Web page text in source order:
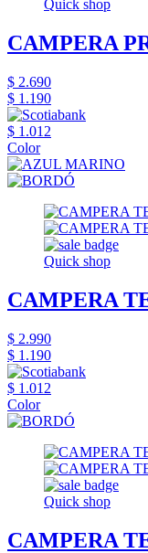
Quick shop
CAMPERA
$ 2.690
$ 1.190
$ 1.012
Color
Quick shop
CAMPERA
$ 2.990
$ 1.190
$ 1.012
Color
Quick shop
CAMPERA